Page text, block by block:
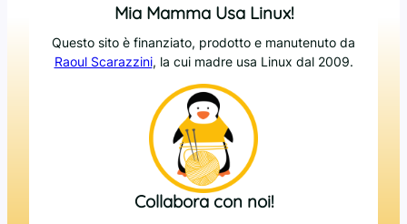
Mia Mamma Usa Linux!
Questo sito è finanziato, prodotto e manutenuto da
Raoul Scarazzini, la cui madre usa Linux dal 2009.
Collabora con noi!